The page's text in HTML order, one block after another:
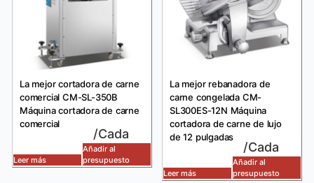
La mejor cortadora de carne
comercial CM-SL-350B
Máquina cortadora de carne
comercial
/Cada
Leer más
Añadir al
presupuesto
La mejor rebanadora de
carne congelada CM-
SL300ES-12N Máquina
cortadora de carne de lujo
de 12 pulgadas
/Cada
Leer más
Añadir al
presupuesto